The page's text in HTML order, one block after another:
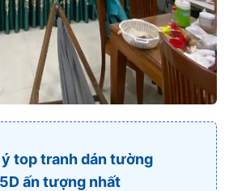
ý top tranh dán tường
ấn tượng nhất